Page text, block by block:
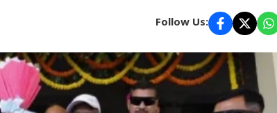
Follow Us: